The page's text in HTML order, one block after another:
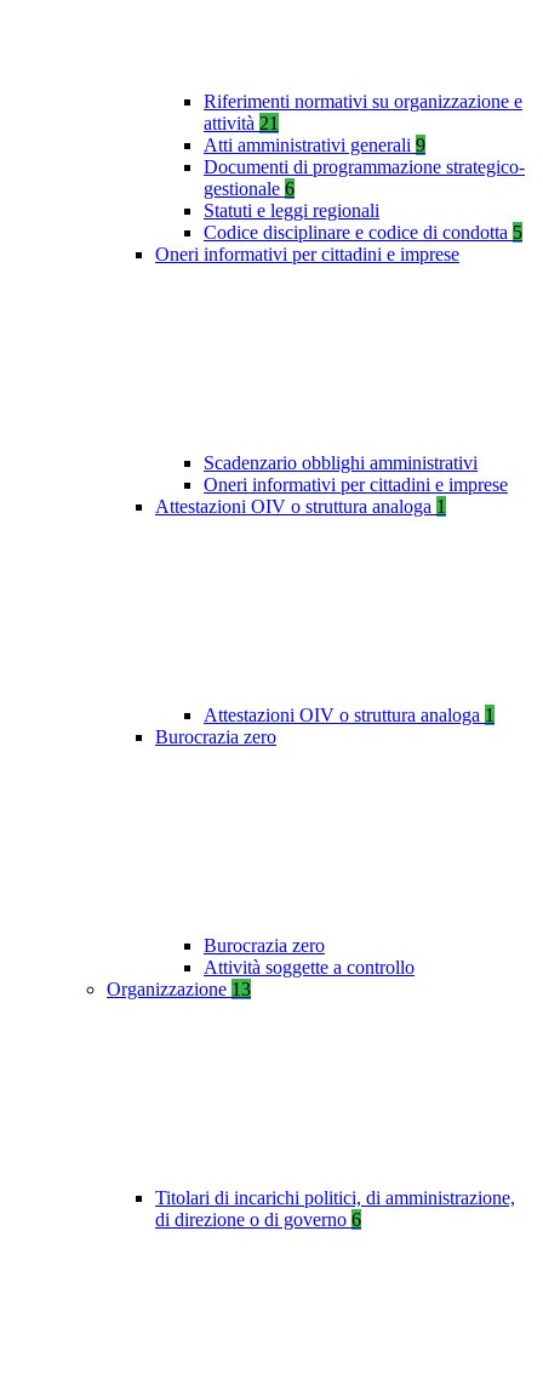
Riferimenti normativi su organizzazione e
attività 21
Atti amministrativi generali 9
Documenti di programmazione strategico-
gestionale 6
Statuti e leggi regionali
Codice disciplinare e codice di condotta 5
Oneri informativi per cittadini e imprese
Scadenzario obblighi amministrativi
Oneri informativi per cittadini e imprese
Attestazioni OIV o struttura analoga 1
Attestazioni OIV o struttura analoga 1
Burocrazia zero
Burocrazia zero
Attività soggette a controllo
Organizzazione 13
Titolari di incarichi politici, di amministrazione,
di direzione o di governo 6